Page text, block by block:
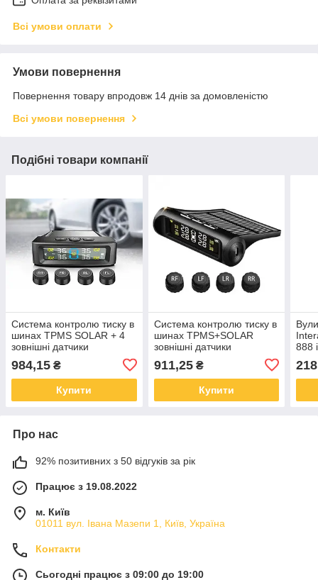
Всі умови оплати
Умови повернення
Повернення товару впродовж 14 днів за домовленістю
Всі умови повернення
Подібні товари компанії
Система контролю тиску в
шинах TPMS SOLAR + 4
зовнішні датчики
984,15 ₴
Купити
Система контролю тиску в
шинах TPMS+SOLAR
зовнішні датчики
911,25₴
Купити
888
Про нас
92% позитивних з 50 відгуків за рік
Працює з 19.08.2022
м. Київ
01011 вул. Івана Мазепи 1, Київ, Україна
Контакти
Сьогодні працює з 09:00 до 19:00